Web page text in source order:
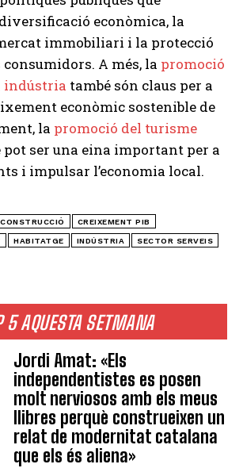
5 AQUESTA SETMANA
Jordi Amat: «Els
independentistes es posen
molt nerviosos amb els meus
llibres perquè construeixen un
relat de modernitat catalana
que els és aliena»
econòmica, la
immobiliari i la protecció
A més, la promoció
indústria també són claus per a
econòmic sostenible de
la promoció del turisme
pot ser una eina important per a
i impulsar l’economia local.
CONSTRUCCIÓ CREIXEMENT PIB
HABITATGE INDÚSTRIA SECTOR SERVEIS